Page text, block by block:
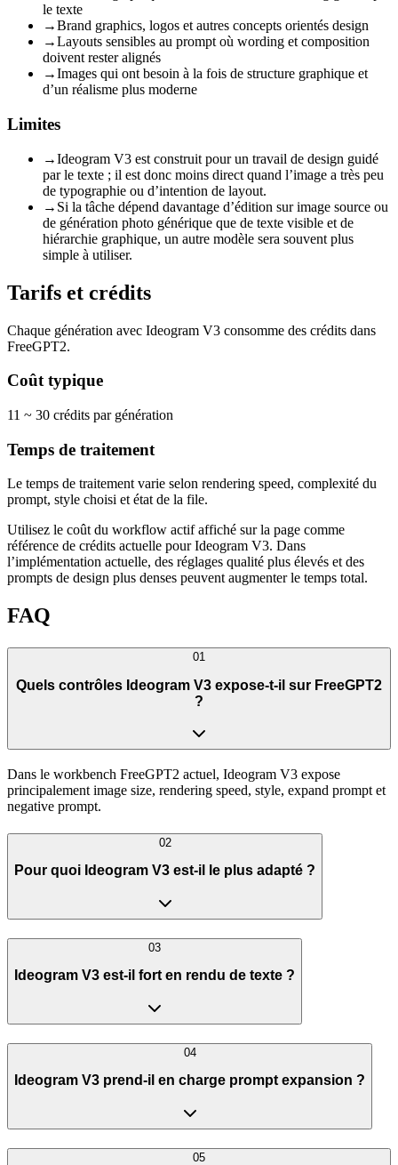
le texte
→Brand graphics, logos et autres concepts orientés design
→Layouts sensibles au prompt où wording et composition
doivent rester alignés
→Images qui ont besoin à la fois de structure graphique et
d’un réalisme plus moderne
Limites
→Ideogram V3 est construit pour un travail de design guidé
par le texte ; il est donc moins direct quand l’image a très peu
de typographie ou d’intention de layout.
→ Si la tâche dépend davantage d’édition sur image source ou
de génération photo générique que de texte visible et de
hiérarchie graphique, un autre modèle sera souvent plus
simple à utiliser.
Tarifs et crédits
Chaque génération avec Ideogram V3 consomme des crédits dans
FreeGPT2.
Coût typique
11 ~ 30 crédits par génération
Temps de traitement
Le temps de traitement varie selon rendering speed, complexité du
prompt, style choisi et état de la file.
Utilisez le coût du workflow actif affiché sur la page comme
référence de crédits actuelle pour Ideogram V3. Dans
l’implémentation actuelle, des réglages qualité plus élevés et des
prompts de design plus denses peuvent augmenter le temps total.
FAQ
01
Quels contrôles Ideogram V3 expose-t-il sur FreeGPT2
?
Dans le workbench FreeGPT2 actuel, Ideogram V3 expose
principalement image size, rendering speed, style, expand prompt et
negative prompt.
02
Pour quoi Ideogram V3 est-il le plus adapté ?
03
Ideogram V3 est-il fort en rendu de texte ?
04
Ideogram V3 prend-il en charge prompt expansion ?
05